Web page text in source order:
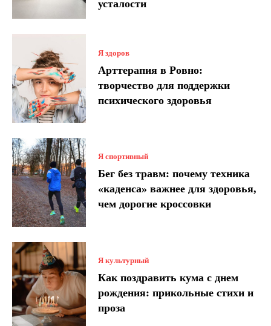
усталости
Я здоров
Арттерапия в Ровно:
творчество для поддержки
психического здоровья
Я спортивный
Бег без травм: почему техника
«каденса» важнее для здоровья,
чем дорогие кроссовки
Я культурный
Как поздравить кума с днем ​​
рождения: прикольные стихи и
проза